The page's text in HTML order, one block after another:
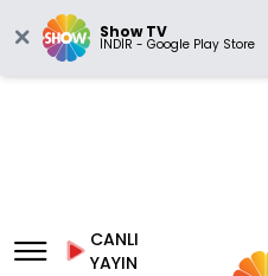
Show TV
İNDİR - Google Play Store
CANLI
YAYIN